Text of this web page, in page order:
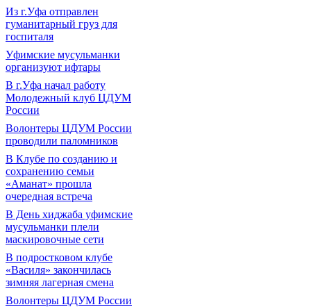
Из г.Уфа отправлен
гуманитарный груз для
госпиталя
Уфимские мусульманки
организуют ифтары
В г.Уфа начал работу
Молодежный клуб ЦДУМ
России
Волонтеры ЦДУМ России
проводили паломников
В Клубе по созданию и
сохранению семьи
«Аманат» прошла
очередная встреча
В День хиджаба уфимские
мусульманки плели
маскировочные сети
В подростковом клубе
«Василя» закончилась
зимняя лагерная смена
Волонтеры ЦДУМ России